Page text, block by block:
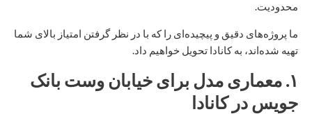
محدودیت.
ما پروژه‌های دقیق و پیچیده‌ای را که با در نظر گرفتن امتیاز بالای شما
تهیه شده‌اند، به کانادا تحویل خواهیم داد.
۱. معماری مدل برای خیابان وست بانک
جویس در کانادا